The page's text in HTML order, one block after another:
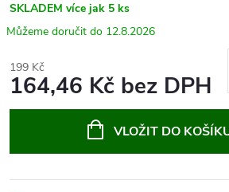
SKLADEM více jak 5 ks
12.8.2026
199 Kč
164,46 Kč bez DPH
VLOŽIT DO